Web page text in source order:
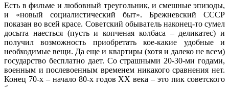
Есть в фильме и любовный треугольник, и смешные эпизоды,
и «новый социалистический быт». Брежневский СССР
показан во всей красе. Советский обыватель наконец-то сумел
досыта наесться (пусть и копченая колбаса – деликатес) и
получил возможность приобретать кое-какие удобные и
необходимые вещи. Да еще и квартиры (хотя и далеко не всем)
государство бесплатно дает. Со страшными 20-30-ми годами,
военным и послевоенным временем никакого сравнения нет.
Конец 70-х – начало 80-х годов XX века – это пик советского